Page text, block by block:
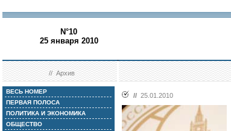
N°10
25 января 2010
//Архив
ВЕСЬ НОМЕР
ПЕРВАЯ ПОЛОСА
ПОЛИТИКА И ЭКОНОМИКА
ОБЩЕСТВО
// 25.01.2010